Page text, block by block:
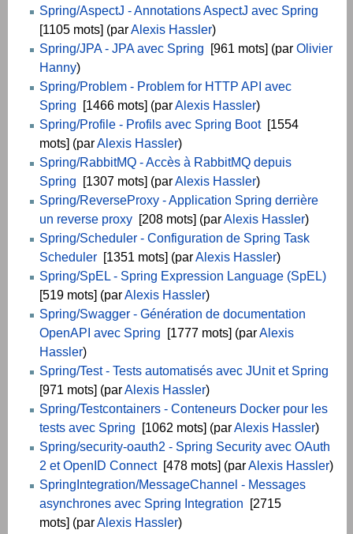
Spring/AspectJ - Annotations AspectJ avec Spring
[1105 mots] (parAlexis Hassler)
Spring/JPA - JPA avec Spring [961 mots] (par Olivier
Hanny)
Spring/Problem - Problem for HTTP API avec
Spring [1466 mots] (parAlexis Hassler)
Spring/Profile - Profils avec Spring Boot[1554
mots] (parAlexis Hassler)
Spring/RabbitMQ - Accès à RabbitMQ depuis
Spring [1307 mots] (parAlexis Hassler)
Spring/ReverseProxy - Application Spring derrière
un reverse proxy [208 mots] (parAlexis Hassler)
Spring/Scheduler - Configuration de Spring Task
Scheduler [1351 mots] (parAlexis Hassler)
Spring/SpEL - Spring Expression Language (SpEL)
[519 mots] (parAlexis Hassler)
Spring/Swagger - Génération de documentation
OpenAPI avec Spring [1777 mots] (parAlexis
Hassler)
Spring/Test - Tests automatisés avec JUnit et Spring
[971 mots] (parAlexis Hassler)
Spring/Testcontainers - Conteneurs Docker pour les
tests avec Spring [1062 mots] (parAlexis Hassler)
Spring/security-oauth2 - Spring Security avec OAuth
2 et OpenID Connect[478 mots] (parAlexis Hassler)
SpringIntegration/MessageChannel - Messages
asynchrones avec Spring Integration [2715
mots] (parAlexis Hassler)